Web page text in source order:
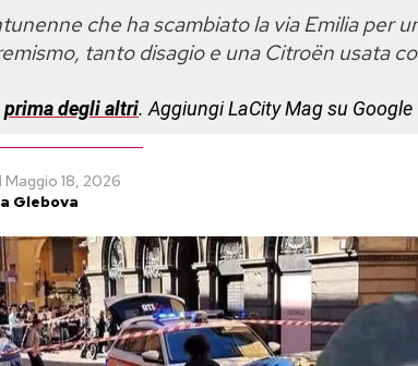
che ha scambiato la via Emilia per
tanto disagio e una Citroën usata
prima degli altri. Aggiungi LaCity Mag su Google
Maggio 18, 2026
Glebova